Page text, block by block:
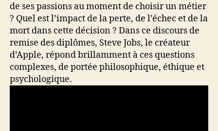
de ses passions au moment de choisir un métier
? Quel est l’impact de la perte, de l’échec et de la
mort dans cette décision ? Dans ce discours de
remise des diplômes, Steve Jobs, le créateur
d’Apple, répond brillamment à ces questions
complexes, de portée philosophique, éthique et
psychologique.